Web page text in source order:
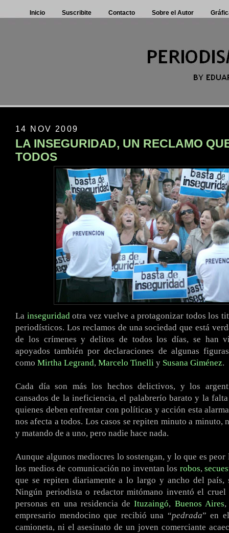
Inicio Suscribite Contacto Sobre el Autor
14 NOV 2009
LA INSEGURIDAD, UN RECLAMO
TODOS
La inseguridadotra vez vuelve a protagonizar todos los
periodísticos. Los reclamos de una sociedad que está
de los crímenes y delitos de todos los días, se han
apoyados también por declaraciones de algunas
como Mirtha Legrand, Marcelo Tinelli y Susana Giménez.
Cada día son más los hechos delictivos, y los
cansados de la ineficiencia, el palabrerío barato y la falta
quienes deben enfrentar con políticas y acción esta
nos afecta a todos. Los casos se repiten minuto a minuto,
y matando de a uno, pero nadie hace nada.
Aunque algunos mediocres lo sostengan, y lo que es
los medios de comunicación no inventan los robos,
que se repiten diariamente a lo largo y ancho del país,
Ningún periodista o redactor mitómano inventó el cruel
personas en una residencia deItuzaingó, Buenos Aires
empresario mendocino que recibió una “pedrada” en
camioneta, ni el asesinato de un joven comerciante